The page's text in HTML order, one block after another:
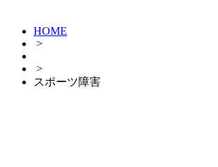
HOME
>
>
スポーツ障害